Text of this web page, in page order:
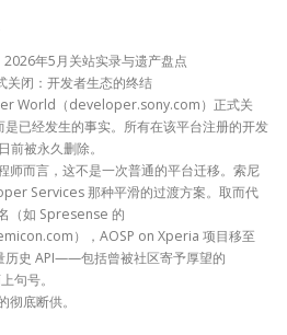
年5月关站实录与遗产盘点
闭：开发者生态的终结
World（developer.sony.com）正式关
是已经发生的事实。所有在该平台注册的开发
被永久删除。
师而言，这不是一次普通的平台迁移。索尼
Services 那种平滑的过渡方案。取而代
（如 Spresense 的
），AOSP on Xperia 项目移至
史 API——包括曾被社区寄予厚望的
句号。
底断供。